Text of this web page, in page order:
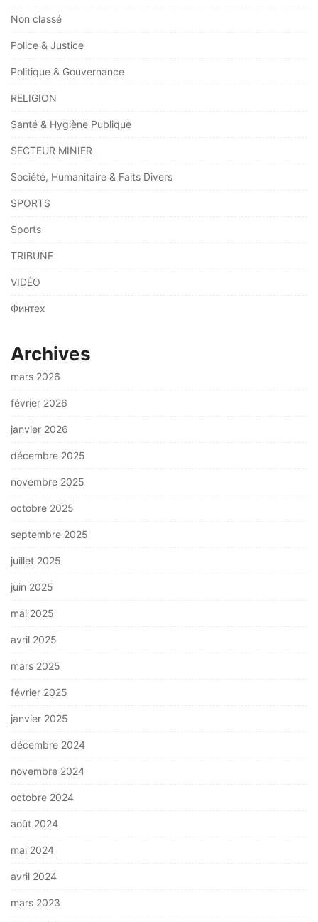
Non classé
Police & Justice
Politique & Gouvernance
RELIGION
Santé & Hygiène Publique
SECTEUR MINIER
Société, Humanitaire & Faits Divers
SPORTS
Sports
TRIBUNE
VIDÉO
Финтех
Archives
mars 2026
février 2026
janvier 2026
décembre 2025
novembre 2025
octobre 2025
septembre 2025
juillet 2025
juin 2025
mai 2025
avril 2025
mars 2025
février 2025
janvier 2025
décembre 2024
novembre 2024
octobre 2024
août 2024
mai 2024
avril 2024
mars 2023